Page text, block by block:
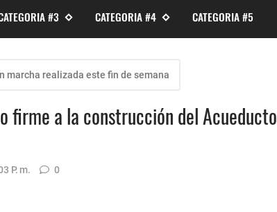
#3 CATEGORIA #4 CATEGORIA #5
marcha realizada este fin de semana
firme a la construcción del Acueducto
P. M. 0